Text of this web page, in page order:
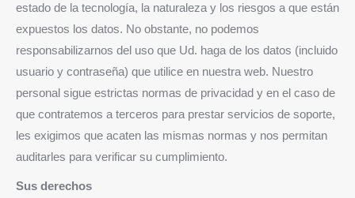
estado de la tecnología, la naturaleza y los riesgos a que están
expuestos los datos. No obstante, no podemos
responsabilizarnos del uso que Ud. haga de los datos (incluido
usuario y contraseña) que utilice en nuestra web. Nuestro
personal sigue estrictas normas de privacidad y en el caso de
que contratemos a terceros para prestar servicios de soporte,
les exigimos que acaten las mismas normas y nos permitan
auditarles para verificar su cumplimiento.
Sus derechos